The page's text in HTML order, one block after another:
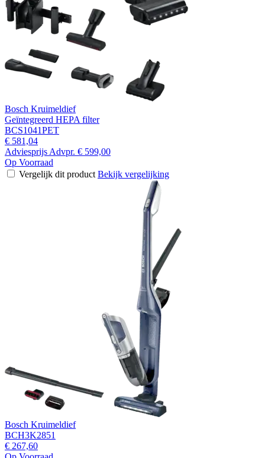
Bosch Kruimeldief
Geïntegreerd HEPA filter
BCS1041PET
€ 581,04
Adviesprijs Advpr. € 599,00
Op Voorraad
Vergelijk dit product Bekijk vergelijking
Bosch Kruimeldief
BCH3K2851
€ 267,60